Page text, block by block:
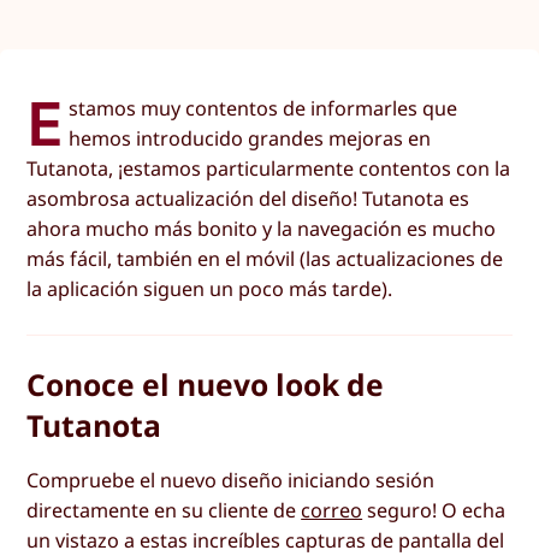
E stamos muy contentos de informarles que
hemos introducido grandes mejoras en
Tutanota, ¡estamos particularmente contentos con la
asombrosa actualización del diseño! Tutanota es
ahora mucho más bonito y la navegación es mucho
más fácil, también en el móvil (las actualizaciones de
la aplicación siguen un poco más tarde).
Conoce el nuevo look de
Tutanota
Compruebe el nuevo diseño iniciando sesión
directamente en su cliente de correo seguro! O echa
un vistazo a estas increíbles capturas de pantalla del